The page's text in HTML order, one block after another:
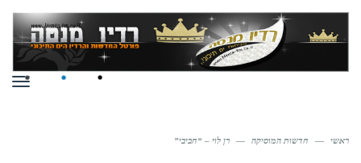
ראשי — חדשות המוסיקה — רן לוי – “חביבי”